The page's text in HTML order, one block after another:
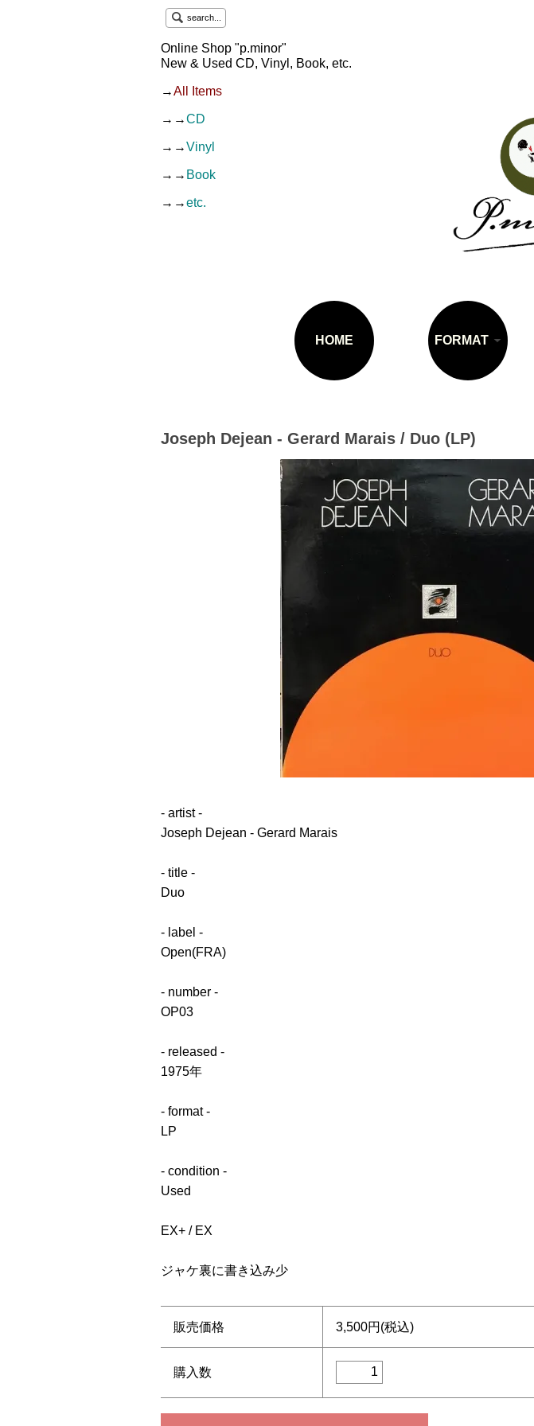
search...
Online Shop "p.minor"
New & Used CD, Vinyl, Book, etc.
→All Items
→→CD
→→Vinyl
→→ Book
→→etc.
HOME FORMAT
Joseph Dejean - Gerard Marais / Duo (LP)
- artist -
Joseph Dejean - Gerard Marais
- title -
Duo
- label -
Open(FRA)
- number -
OP03
- released -
1975年
- format -
LP
- condition -
Used
EX+ / EX
ジャケ裏に書き込み少
販売価格 3,500円(税込)
購入数